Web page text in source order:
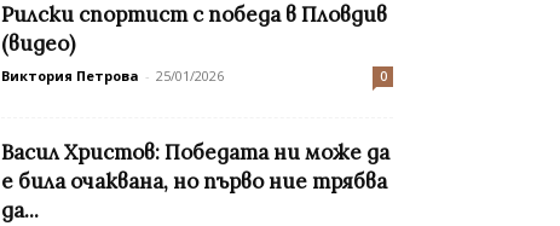
Рилски спортист с победа в Пловдив
(видео)
Виктория Петрова - 25/01/2026 0
Васил Христов: Победата ни може да
е била очаквана, но първо ние трябва
да...